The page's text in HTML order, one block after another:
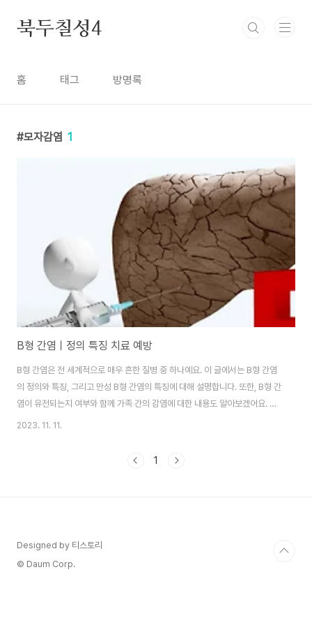
북두칠성4
홈 태그 방명록
모자감염 1
B형 간염ㅣ정의 특징 치료 예방
B형 간염은 전 세계적으로 매우 흔한 질병 중 하나예요. 이 글에서는 B형 간염
의 정의와 특징, 그리고 만성 B형 간염의 특징에 대해 설명합니다. 또한, B형 간
염이 유전되는지 여부와 함께 가족 간의 감염에 대한 내용도 알아보겠어요. 이
글의 순서1. B형 간염이란?2. 만성 B형 간염3. 만성 B형 간염 치료4. B형 간염
염이란? B형 간염 바이러스는 1968년 블룸버그 박사에 의해 호주 원주민의
2023. 11. 11.
1
Designed by 티스토리
© Daum Corp.